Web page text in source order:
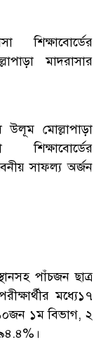
মাদরাসার
মোল্লাপাড়া
শিক্ষাবোর্ডের
সাফল্য অর্জন
পাঁচজন ছাত্র
মধ্যে১৭
১ম বিভাগ, ২